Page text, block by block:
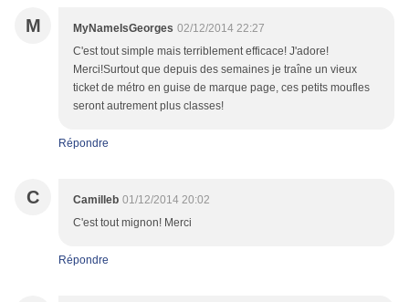
M MyNameIsGeorges 02/12/2014 22:27
C'est tout simple mais terriblement efficace! J'adore!
Merci!Surtout que depuis des semaines je traîne un vieux
ticket de métro en guise de marque page, ces petits moufles
seront autrement plus classes!
Répondre
C Camilleb 01/12/2014 20:02
C'est tout mignon! Merci
Répondre